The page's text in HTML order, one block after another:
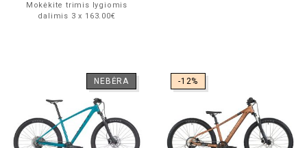
Mokėkite trimis lygiomis
dalimis 3 x 163.00€
NEBĖRA -12%